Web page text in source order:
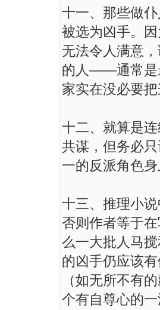
十一、那些做
被选为凶手。
无法令人满意
的人——通常是
家实在没必要
十二、就算是
共谋，但务必
一的反派角色身
十三、推理小
否则作者等于
么一大批人马
的凶手仍应该
（如无所不有
个有自尊心的